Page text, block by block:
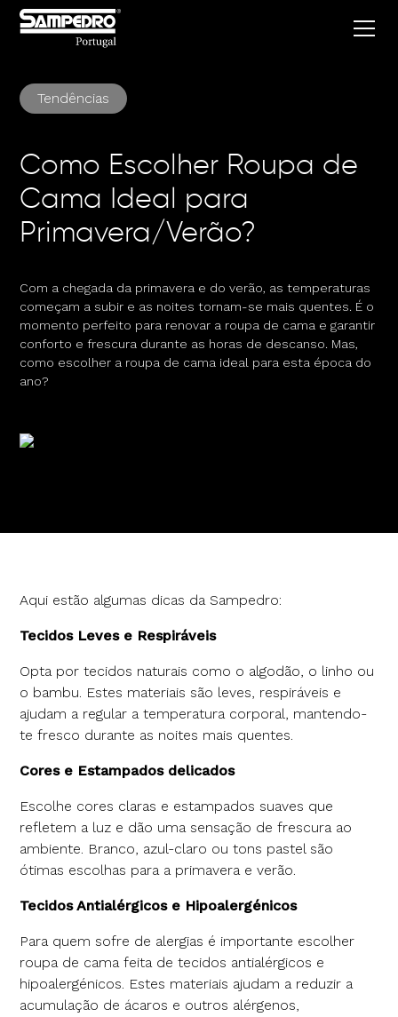
Tendências
Como Escolher Roupa de
Cama Ideal para
Primavera/Verão?
Com a chegada da primavera e do verão, as temperaturas
começam a subir e as noites tornam-se mais quentes. É o
momento perfeito para renovar a roupa de cama e garantir
conforto e frescura durante as horas de descanso. Mas,
como escolher a roupa de cama ideal para esta época do
ano?
Aqui estão algumas dicas da Sampedro:
Tecidos Leves e Respiráveis
Opta por tecidos naturais como o algodão, o linho ou
o bambu. Estes materiais são leves, respiráveis e
ajudam a regular a temperatura corporal, mantendo-
te fresco durante as noites mais quentes.
Cores e Estampados delicados
Escolhe cores claras e estampados suaves que
refletem a luz e dão uma sensação de frescura ao
ambiente. Branco, azul-claro ou tons pastel são
ótimas escolhas para a primavera e verão.
Tecidos Antialérgicos e Hipoalergénicos
Para quem sofre de alergias é importante escolher
roupa de cama feita de tecidos antialérgicos e
hipoalergénicos. Estes materiais ajudam a reduzir a
acumulação de ácaros e outros alérgenos,